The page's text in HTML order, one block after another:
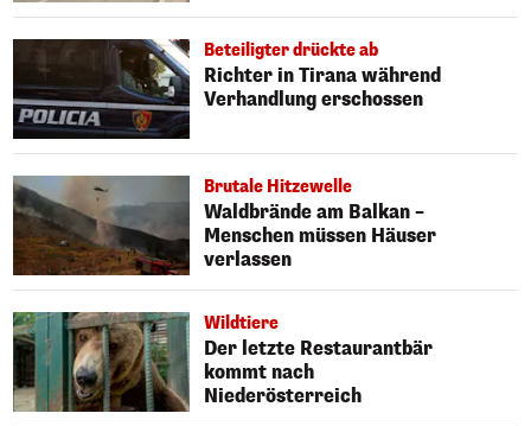
Beteiligter drückte ab
Richter in Tirana während
Verhandlung erschossen
Brutale Hitzewelle
Waldbrände am Balkan –
Menschen müssen Häuser
verlassen
Wildtiere
Der letzte Restaurantbär
kommt nach
Niederösterreich